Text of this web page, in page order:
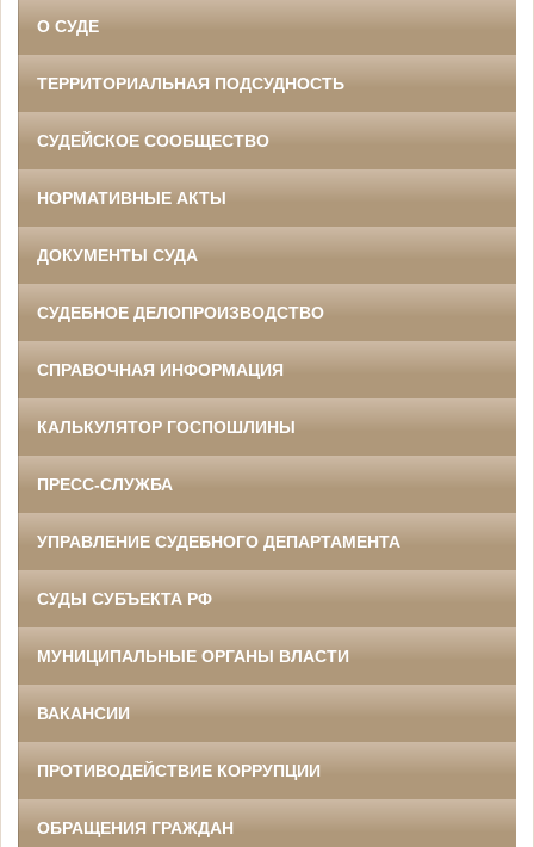
О СУДЕ
ТЕРРИТОРИАЛЬНАЯ ПОДСУДНОСТЬ
СУДЕЙСКОЕ СООБЩЕСТВО
НОРМАТИВНЫЕ АКТЫ
ДОКУМЕНТЫ СУДА
СУДЕБНОЕ ДЕЛОПРОИЗВОДСТВО
СПРАВОЧНАЯ ИНФОРМАЦИЯ
КАЛЬКУЛЯТОР ГОСПОШЛИНЫ
ПРЕСС-СЛУЖБА
УПРАВЛЕНИЕ СУДЕБНОГО ДЕПАРТАМЕНТА
СУДЫ СУБЪЕКТА РФ
МУНИЦИПАЛЬНЫЕ ОРГАНЫ ВЛАСТИ
ВАКАНСИИ
ПРОТИВОДЕЙСТВИЕ КОРРУПЦИИ
ОБРАЩЕНИЯ ГРАЖДАН